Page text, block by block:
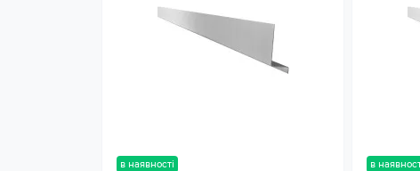
в наявності в